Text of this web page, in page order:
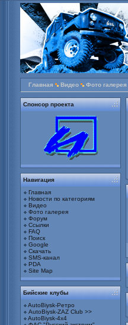
Главная Видео Фото галерея
Спонсор проекта
Навигация
Главная
Новости по категориям
Видео
Фото галерея
Форум
Ссылки
FAQ
Поиск
Google
Скачать
SMS-канал
PDA
Site Map
Бийские клубы
AutoBiysk-Ретро
AutoBiysk-ZAZ Club >>
AutoBiysk-4x4